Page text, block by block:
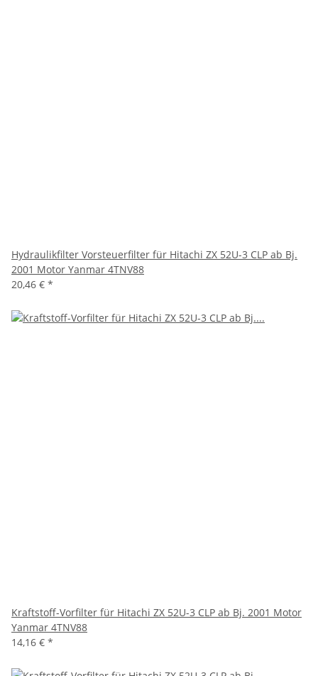
Hydraulikfilter Vorsteuerfilter für Hitachi ZX 52U-3 CLP ab Bj.
2001 Motor Yanmar 4TNV88
20,46 € *
Kraftstoff-Vorfilter für Hitachi ZX 52U-3 CLP ab Bj. 2001 Motor
Yanmar 4TNV88
14,16 € *